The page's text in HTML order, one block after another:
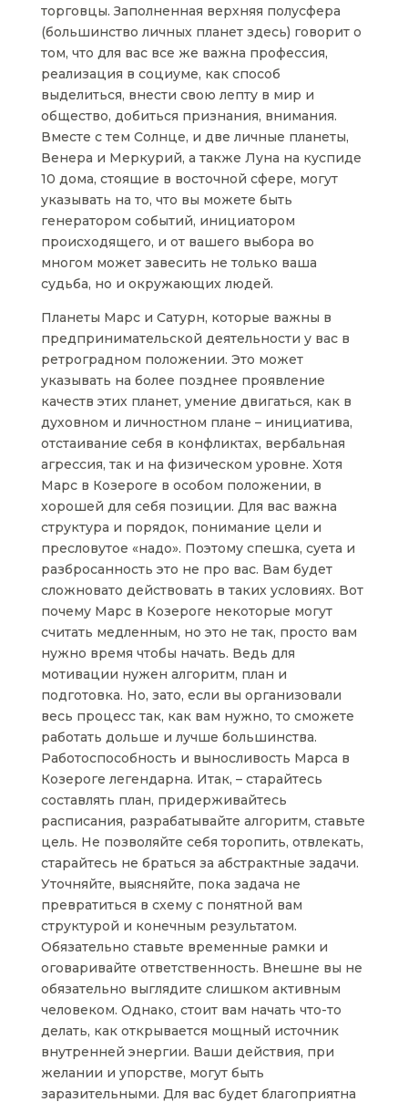
торговцы. Заполненная верхняя полусфера
(большинство личных планет здесь) говорит о
том, что для вас все же важна профессия,
реализация в социуме, как способ
выделиться, внести свою лепту в мир и
общество, добиться признания, внимания.
Вместе с тем Солнце, и две личные планеты,
Венера и Меркурий, а также Луна на куспиде
10 дома, стоящие в восточной сфере, могут
указывать на то, что вы можете быть
генератором событий, инициатором
происходящего, и от вашего выбора во
многом может завесить не только ваша
судьба, но и окружающих людей.
Планеты Марс и Сатурн, которые важны в
предпринимательской деятельности у вас в
ретроградном положении. Это может
указывать на более позднее проявление
качеств этих планет, умение двигаться, как в
духовном и личностном плане – инициатива,
отстаивание себя в конфликтах, вербальная
агрессия, так и на физическом уровне. Хотя
Марс в Козероге в особом положении, в
хорошей для себя позиции. Для вас важна
структура и порядок, понимание цели и
пресловутое «надо». Поэтому спешка, суета и
разбросанность это не про вас. Вам будет
сложновато действовать в таких условиях. Вот
почему Марс в Козероге некоторые могут
считать медленным, но это не так, просто вам
нужно время чтобы начать. Ведь для
мотивации нужен алгоритм, план и
подготовка. Но, зато, если вы организовали
весь процесс так, как вам нужно, то сможете
работать дольше и лучше большинства.
Работоспособность и выносливость Марса в
Козероге легендарна. Итак, – старайтесь
составлять план, придерживайтесь
расписания, разрабатывайте алгоритм, ставьте
цель. Не позволяйте себя торопить, отвлекать,
старайтесь не браться за абстрактные задачи.
Уточняйте, выясняйте, пока задача не
превратиться в схему с понятной вам
структурой и конечным результатом.
Обязательно ставьте временные рамки и
оговаривайте ответственность. Внешне вы не
обязательно выглядите слишком активным
человеком. Однако, стоит вам начать что-то
делать, как открывается мощный источник
внутренней энергии. Ваши действия, при
желании и упорстве, могут быть
заразительными. Для вас будет благоприятна